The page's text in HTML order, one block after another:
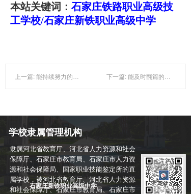
本站关键词： 石家庄铁路职业高级技
工学校/石家庄新铁职业高级中学
隶属河北省教育厅、河北省人力资源和社会
保障厅、石家庄市教育局、石家庄市人力资
源和社会保障局、国家职业技能鉴定所的直
属学校，被河北省教育厅、河北省人力资源
和社会保障厅、石家庄市教育局、石家庄市
学校隶属管理机构
石家庄新铁职业高级中学